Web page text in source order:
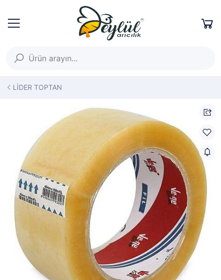
LİDER TOPTAN